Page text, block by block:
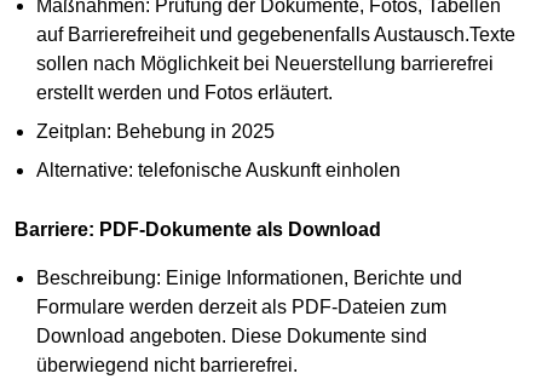
Maßnahmen: Prüfung der Dokumente, Fotos, Tabellen
auf Barrierefreiheit und gegebenenfalls Austausch.Texte
sollen nach Möglichkeit bei Neuerstellung barrierefrei
erstellt werden und Fotos erläutert.
Zeitplan: Behebung in 2025
Alternative: telefonische Auskunft einholen
Barriere: PDF-Dokumente als Download
Beschreibung: Einige Informationen, Berichte und
Formulare werden derzeit als PDF-Dateien zum
Download angeboten. Diese Dokumente sind
überwiegend nicht barrierefrei.